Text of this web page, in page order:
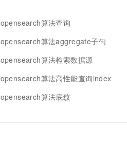
opensearch算法查询
opensearch算法aggregate子句
opensearch算法检索数据源
opensearch算法高性能查询index
opensearch算法底纹